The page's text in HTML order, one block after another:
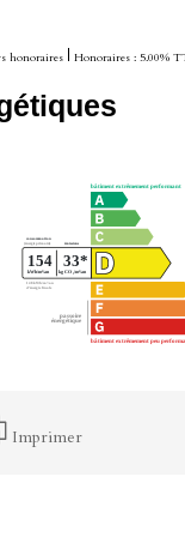
honoraires Honoraires : 5.00%
Imprimer